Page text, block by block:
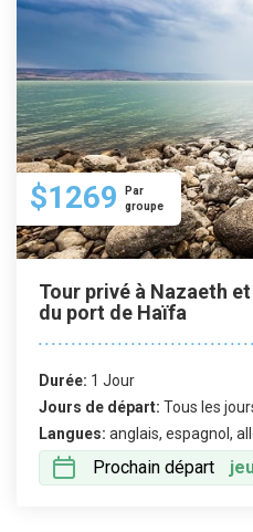
$1269
Par
groupe
Tour privé à Nazaeth
du port de Haïfa
Durée: 1 Jour
Jours de départ: Tous les
Langues: anglais, espagnol,
Prochain départ